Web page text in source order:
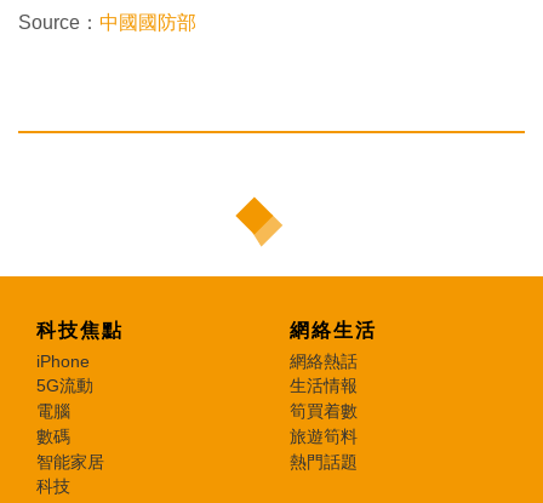
Source： 中國國防部
科技焦點
iPhone
5G流動
電腦
數碼
智能家居
科技
網絡生活
網絡熱話
生活情報
筍買着數
旅遊筍料
熱門話題